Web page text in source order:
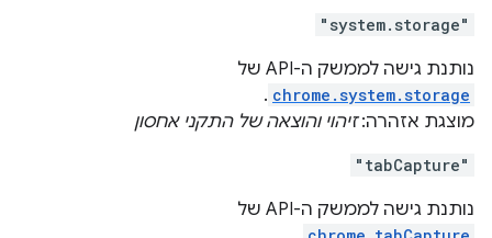
"system.storage"
נותנת גישה לממשק ה-API של
chrome.system.storage
.
מוצגת אזהרה:זיהוי והוצאה של התקני אחסון
"tabCapture"
נותנת גישה לממשק ה-API של